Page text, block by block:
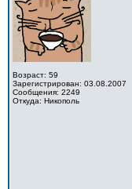
Возраст: 59
Зарегистрирован: 03.08.2007
Сообщения: 2249
Откуда: Никополь